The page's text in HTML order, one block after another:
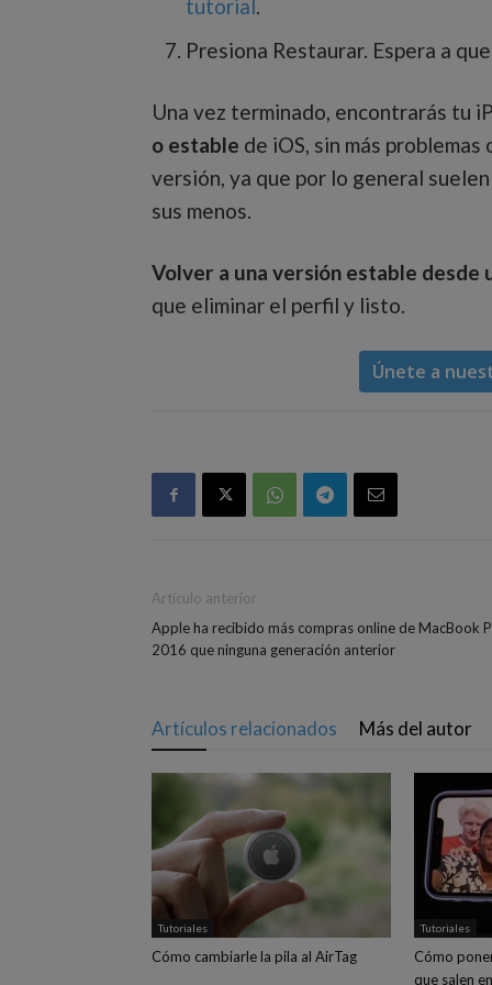
tutorial.
Presiona Restaurar. Espera a
Una vez terminado, encontrarás tu
o estable de iOS, sin más
versión, ya que por lo general
sus menos.
Volver a una versión estable desde
que eliminar el perfil y listo.
Únete a
Artículo anterior
Apple ha recibido más compras online de MacBook
2016 que ninguna generación anterior
Artículos relacionados Más del autor
Tutoriales
Cómo cambiarle la pila al AirTag
Tutoriales
Cómo
que salen